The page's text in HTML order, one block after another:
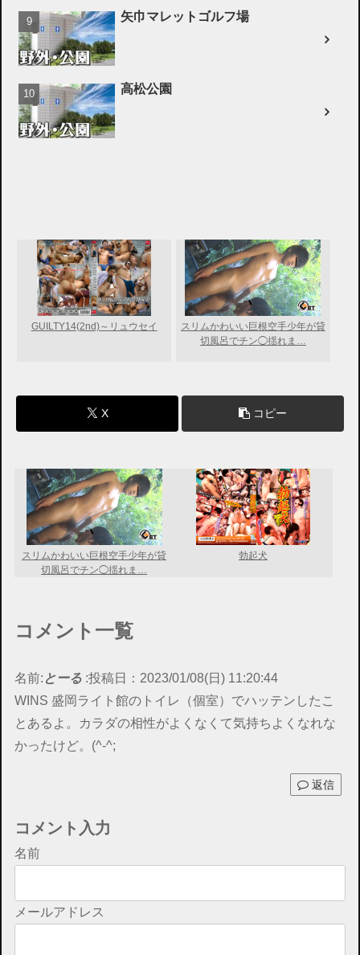
矢巾マレットゴルフ場
高松公園
GUILTY14(2nd)～リュウセイ
スリムかわいい巨根空手少年が貸
切風呂でチン◯揺れま…
X コピー
スリムかわいい巨根空手少年が貸
切風呂でチン◯揺れま…
勃起犬
コメント一覧
名前: とーる :投稿日：2023/01/08(日) 11:20:44
WINS 盛岡ライト館のトイレ（個室）でハッテンしたこ
とあるよ。カラダの相性がよくなくて気持ちよくなれな
かったけど。(^-^;
返信
コメント入力
名前
メールアドレス